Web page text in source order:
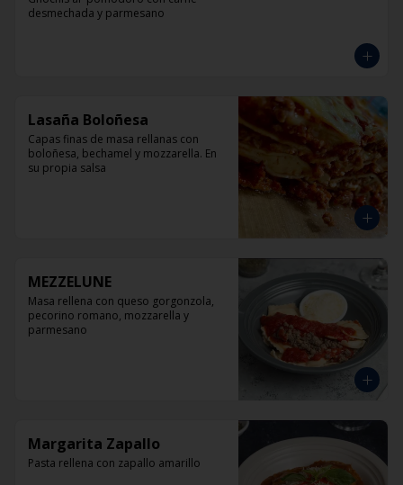
desmechada y parmesano
Lasaña Boloñesa
Capas finas de masa rellanas con
boloñesa, bechamel y mozzarella. En
su propia salsa
MEZZELUNE
Masa rellena con queso gorgonzola,
pecorino romano, mozzarella y
parmesano
Margarita Zapallo
Pasta rellena con zapallo amarillo